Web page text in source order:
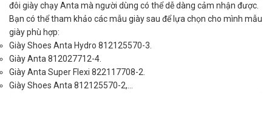
đôi giày chạy Anta mà người dùng có thể dễ dàng cảm nhận được.
Bạn có thể tham khảo các mẫu giày sau để lựa chọn cho mình mẫu
giày phù hợp:
Giày Shoes Anta Hydro 812125570-3.
Giày Anta 812027712-4.
Giày Anta Super Flexi 822117708-2.
Giày Shoes Anta 812125570-2,...